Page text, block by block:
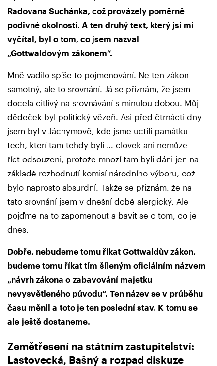
Radovana Suchánka, což provázely poměrně
podivné okolnosti. A ten druhý text, který jsi mi
vyčítal, byl o tom, co jsem nazval
„Gottwaldovým zákonem“.
Mně vadilo spíše to pojmenování. Ne ten zákon
samotný, ale to srovnání. Já se přiznám, že jsem
docela citlivý na srovnávání s minulou dobou. Můj
dědeček byl politický vězeň. Asi před čtrnácti dny
jsem byl v Jáchymově, kde jsme uctili památku
těch, kteří tam tehdy byli … člověk ani nemůže
říct odsouzeni, protože mnozí tam byli dáni jen na
základě rozhodnutí komisí národního výboru, což
bylo naprosto absurdní. Takže se přiznám, že na
tato srovnání jsem v dnešní době alergický. Ale
pojďme na to zapomenout a bavit se o tom, co je
dnes.
Dobře, nebudeme tomu říkat Gottwaldův zákon,
budeme tomu říkat tím šíleným oficiálním názvem
„návrh zákona o zabavování majetku
nevysvětleného původu“. Ten název se v průběhu
času měnil a toto je ten poslední stav. K tomu se
ale ještě dostaneme.
Zemětřesení na státním zastupitelství:
Lastovecká, Bašný a rozpad diskuze